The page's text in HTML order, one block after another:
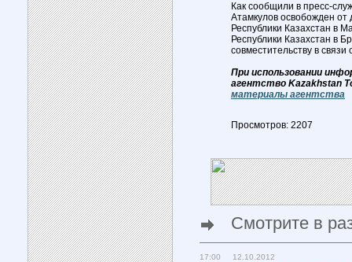
Как сообщили в пресс-
Атамкулов освобожден от
Республики Казахстан в
Республики Казахстан в
совместительству в
При использовании
агентство Kazakhstan
материалы агентства
Просмотров: 2207
Смотрите в
17:00 12.10.2012